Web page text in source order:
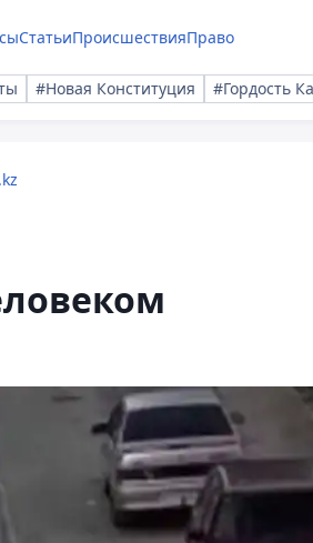
СтатьиПроисшествияПраво
#Новая Конституция #Гордость